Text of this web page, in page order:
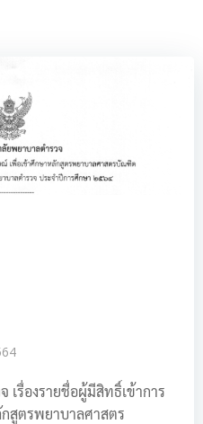
เรื่องรายชื่อผู้มีสิทธิ์เข้าการ
สูตรพยาบาลศาสตร